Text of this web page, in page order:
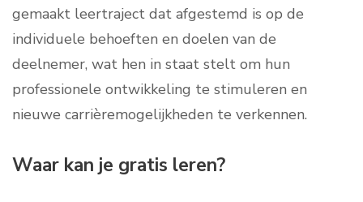
gemaakt leertraject dat afgestemd is op de
individuele behoeften en doelen van de
deelnemer, wat hen in staat stelt om hun
professionele ontwikkeling te stimuleren en
nieuwe carrièremogelijkheden te verkennen.
Waar kan je gratis leren?